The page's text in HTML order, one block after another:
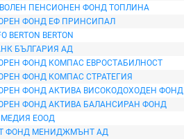
ПЕНСИОНЕН ФОНД ТОПЛИНА
ФОНД ЕФ ПРИНСИПАЛ
BERTON BERTON
БЪЛГАРИЯ АД
ФОНД КОМПАС ЕВРОСТАБИЛНОСТ
ФОНД КОМПАС СТРАТЕГИЯ
ФОНД АКТИВА ВИСОКОДОХОДЕН ФОНД
ФОНД АКТИВА БАЛАНСИРАН ФОНД
МЕДИЯ ЕООД
ФОНД МЕНИДЖМЪНТ АД